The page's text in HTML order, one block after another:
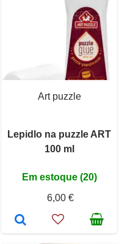
Art puzzle
Lepidlo na puzzle ART
100 ml
Em estoque (20)
6,00 €